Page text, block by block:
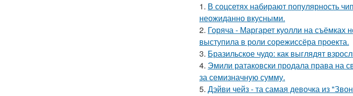
1. В соцсетях набирают популярность
неожиданно вкусными.
2. Горяча - Маргарет куолли на съёмках
выступила в роли сорежиссёра проекта.
3. Бразильское чудо: как выглядят
4. Эмили ратаковски продала права на
за семизначную сумму.
5. Дэйви чейз - та самая девочка из